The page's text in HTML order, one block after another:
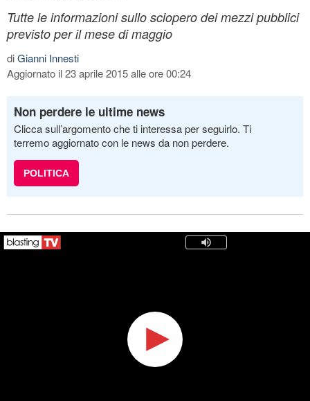
Tutte le informazioni sullo sciopero dei mezzi pubblici
previsto per il mese di maggio
diGianni Innesti
Aggiornato il 23 aprile 2015 alle ore 00:24
Non perdere le ultime news
Clicca sull’argomento che ti interessa per seguirlo. Ti
terremo aggiornato con le news da non perdere.
POLITICA